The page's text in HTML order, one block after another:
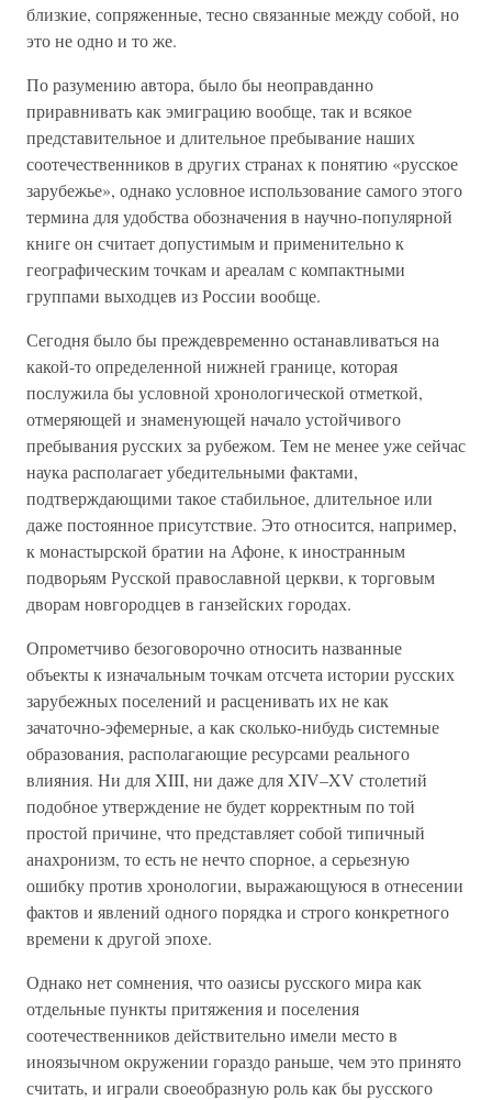
близкие, сопряженные, тесно связанные между собой, но
это не одно и то же.
По разумению автора, было бы неоправданно
приравнивать как эмиграцию вообще, так и всякое
представительное и длительное пребывание наших
соотечественников в других странах к понятию «русское
зарубежье», однако условное использование самого этого
термина для удобства обозначения в научно-популярной
книге он считает допустимым и применительно к
географическим точкам и ареалам с компактными
группами выходцев из России вообще.
Сегодня было бы преждевременно останавливаться на
какой-то определенной нижней границе, которая
послужила бы условной хронологической отметкой,
отмеряющей и знаменующей начало устойчивого
пребывания русских за рубежом. Тем не менее уже сейчас
наука располагает убедительными фактами,
подтверждающими такое стабильное, длительное или
даже постоянное присутствие. Это относится, например,
к монастырской братии на Афоне, к иностранным
подворьям Русской православной церкви, к торговым
дворам новгородцев в ганзейских городах.
Опрометчиво безоговорочно относить названные
объекты к изначальным точкам отсчета истории русских
зарубежных поселений и расценивать их не как
зачаточно-эфемерные, а как сколько-нибудь системные
образования, располагающие ресурсами реального
влияния. Ни для XIII, ни даже для XIV–XV столетий
подобное утверждение не будет корректным по той
простой причине, что представляет собой типичный
анахронизм, то есть не нечто спорное, а серьезную
ошибку против хронологии, выражающуюся в отнесении
фактов и явлений одного порядка и строго конкретного
времени к другой эпохе.
Однако нет сомнения, что оазисы русского мира как
отдельные пункты притяжения и поселения
соотечественников действительно имели место в
иноязычном окружении гораздо раньше, чем это принято
считать, и играли своеобразную роль как бы русского